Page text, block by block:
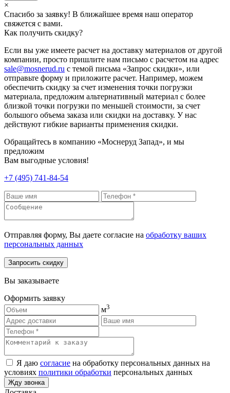
×
Спасибо за заявку! В ближайшее время наш оператор
свяжется с вами.
Как получить скидку?
Если вы уже имеете расчет на доставку материалов от другой
компании, просто пришлите нам письмо с расчетом на адрес
sale@mosnerud.ru c темой письма «Запрос скидки», или
отправьте форму и приложите расчет. Например, можем
обеспечить скидку за счет изменения точки погрузки
материала, предложим альтернативный материал с более
близкой точки погрузки по меньшей стоимости, за счет
большого объема заказа или скидки на доставку. У нас
действуют гибкие варианты применения скидки.
Обращайтесь в компанию «Моснеруд Запад», и мы
предложим
Вам выгодные условия!
+7 (495) 741-84-54
Отправляя форму, Вы даете согласие на обработку ваших
персональных данных
Запросить скидку
Вы заказываете
Оформить заявку
м3
Я даю согласие на обработку персональных данных на
условиях политики обработки персональных данных
Жду звонка